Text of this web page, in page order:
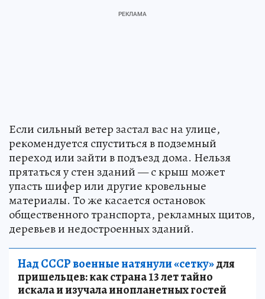
Если сильный ветер застал вас на улице,
рекомендуется спуститься в подземный
переход или зайти в подъезд дома. Нельзя
прятаться у стен зданий — с крыш может
упасть шифер или другие кровельные
материалы. То же касается остановок
общественного транспорта, рекламных щитов,
деревьев и недостроенных зданий.
Над СССР военные натянули «сетку»для
пришельцев: как страна 13 лет тайно
искала и изучала инопланетных гостей